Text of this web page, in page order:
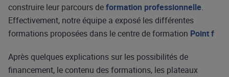
construire leur parcours deformation professionnelle.
Effectivement, notre équipe a exposé les différentes
formations proposées dans le centre de formation Point f
Après quelques explications sur les possibilités de
financement, le contenu des formations, les plateaux